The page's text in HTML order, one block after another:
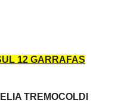
12 GARRAFAS
TREMOCOLDI